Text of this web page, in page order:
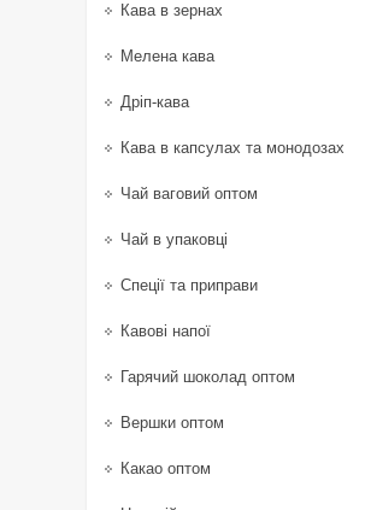
Кава в зернах
Мелена кава
Дріп-кава
Кава в капсулах та монодозах
Чай ваговий оптом
Чай в упаковці
Спеції та приправи
Кавові напої
Гарячий шоколад оптом
Вершки оптом
Какао оптом